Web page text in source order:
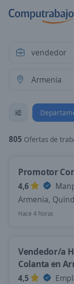
805 Ofertas de trabajo de
Promotor
4,6
Armenia,
Hace 4 horas
Vendedor/a
Colanta en
4,5